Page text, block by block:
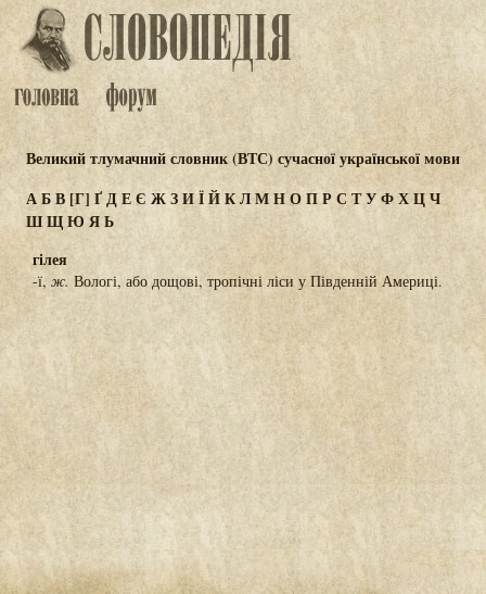
Великий тлумачний словник (ВТС) сучасної української мови
АБВ[Г] ҐДЕЄ ЖЗИЇЙКЛМНОПР СТУФХЦЧ
ШЩЮЯЬ
гілея
-ї, ж. Вологі, або дощові, тропічні ліси у Південній Америці.